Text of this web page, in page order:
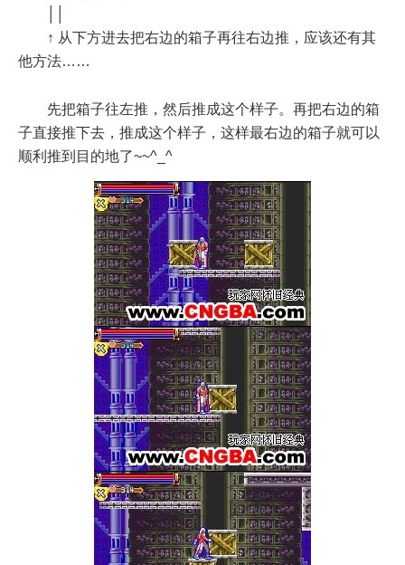
↑ 从下方进去把右边的箱子再往右边推，应该还有其
他方法……
先把箱子往左推，然后推成这个样子。再把右边的箱
子直接推下去，推成这个样子，这样最右边的箱子就可以
顺利推到目的地了~~^_^